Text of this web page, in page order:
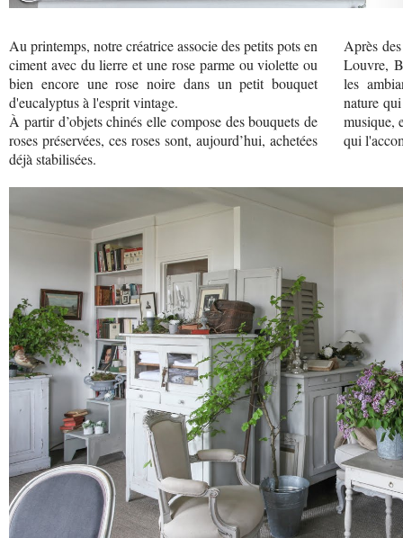
Au printemps, notre créatrice associe des petits pots en
ciment avec du lierre et une rose parme ou violette ou
bien encore une rose noire dans un petit bouquet
d'eucalyptus à l'esprit vintage.
À partir d’objets chinés elle compose des bouquets de
roses préservées, ces roses sont, aujourd’hui, achetées
déjà stabilisées.
Après
Louvre,
les
nature
musique,
qui